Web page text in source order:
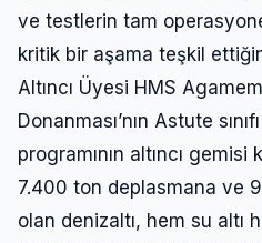
ve testlerin tam
kritik bir aşama teşkil
Altıncı Üyesi HMS
Donanması’nın Astute
programının altıncı gemisi
7.400 ton deplasmana ve
olan denizaltı, hem su altı